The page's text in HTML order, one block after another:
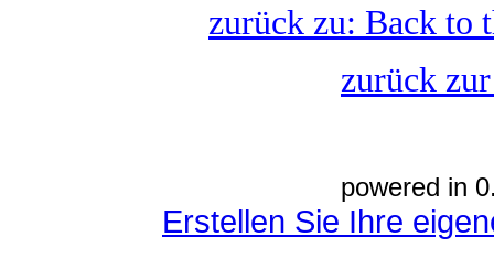
zurück zu: Back to
zurück
powered in
Erstellen Sie Ihre